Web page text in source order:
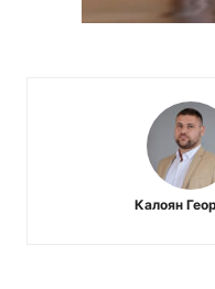
Калоян